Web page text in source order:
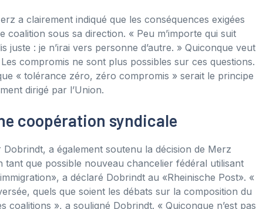
a clairement indiqué que les conséquences exigées
coalition sous sa direction. « Peu m’importe qui suit
: je n’irai vers personne d’autre. » Quiconque veut
compromis ne sont plus possibles sur ces questions.
« tolérance zéro, zéro compromis » serait le principe
dirigé par l’Union.
coopération syndicale
a également soutenu la décision de Merz
tant que possible nouveau chancelier fédéral utilisant
a déclaré Dobrindt au «Rheinische Post». «
quels que soient les débats sur la composition du
», a souligné Dobrindt. « Quiconque n’est pas